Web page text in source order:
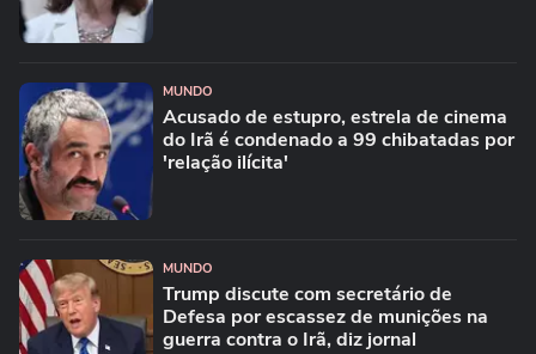
MUNDO
Acusado de estupro, estrela de cinema
do Irã é condenado a 99 chibatadas por
'relação ilícita'
MUNDO
Trump discute com secretário de
Defesa por escassez de munições na
guerra contra o Irã, diz jornal